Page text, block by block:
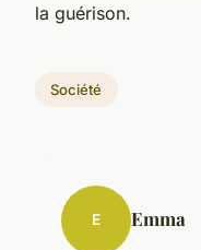
la guérison.
Société
E Emma